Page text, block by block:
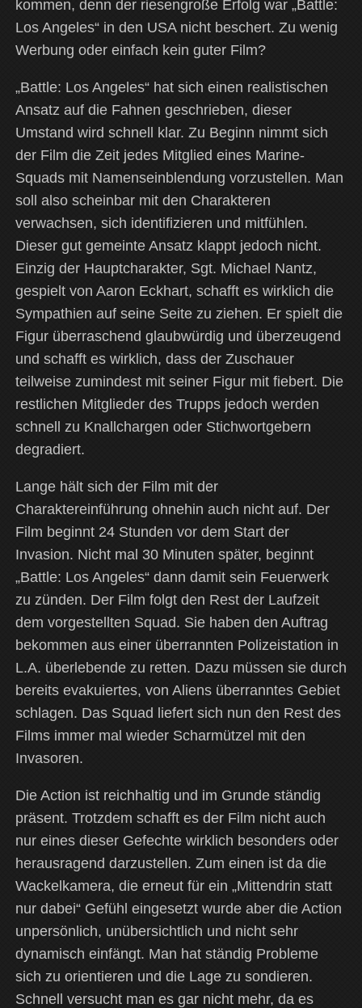
kommen, denn der riesengroße Erfolg war „Battle:
Los Angeles“ in den USA nicht beschert. Zu wenig
Werbung oder einfach kein guter Film?
„Battle: Los Angeles“ hat sich einen realistischen
Ansatz auf die Fahnen geschrieben, dieser
Umstand wird schnell klar. Zu Beginn nimmt sich
der Film die Zeit jedes Mitglied eines Marine-
Squads mit Namenseinblendung vorzustellen. Man
soll also scheinbar mit den Charakteren
verwachsen, sich identifizieren und mitfühlen.
Dieser gut gemeinte Ansatz klappt jedoch nicht.
Einzig der Hauptcharakter, Sgt. Michael Nantz,
gespielt von Aaron Eckhart, schafft es wirklich die
Sympathien auf seine Seite zu ziehen. Er spielt die
Figur überraschend glaubwürdig und überzeugend
und schafft es wirklich, dass der Zuschauer
teilweise zumindest mit seiner Figur mit fiebert. Die
restlichen Mitglieder des Trupps jedoch werden
schnell zu Knallchargen oder Stichwortgebern
degradiert.
Lange hält sich der Film mit der
Charaktereinführung ohnehin auch nicht auf. Der
Film beginnt 24 Stunden vor dem Start der
Invasion. Nicht mal 30 Minuten später, beginnt
„Battle: Los Angeles“ dann damit sein Feuerwerk
zu zünden. Der Film folgt den Rest der Laufzeit
dem vorgestellten Squad. Sie haben den Auftrag
bekommen aus einer überrannten Polizeistation in
L.A. überlebende zu retten. Dazu müssen sie durch
bereits evakuiertes, von Aliens überranntes Gebiet
schlagen. Das Squad liefert sich nun den Rest des
Films immer mal wieder Scharmützel mit den
Invasoren.
Die Action ist reichhaltig und im Grunde ständig
präsent. Trotzdem schafft es der Film nicht auch
nur eines dieser Gefechte wirklich besonders oder
herausragend darzustellen. Zum einen ist da die
Wackelkamera, die erneut für ein „Mittendrin statt
nur dabei“ Gefühl eingesetzt wurde aber die Action
unpersönlich, unübersichtlich und nicht sehr
dynamisch einfängt. Man hat ständig Probleme
sich zu orientieren und die Lage zu sondieren.
Schnell versucht man es gar nicht mehr, da es